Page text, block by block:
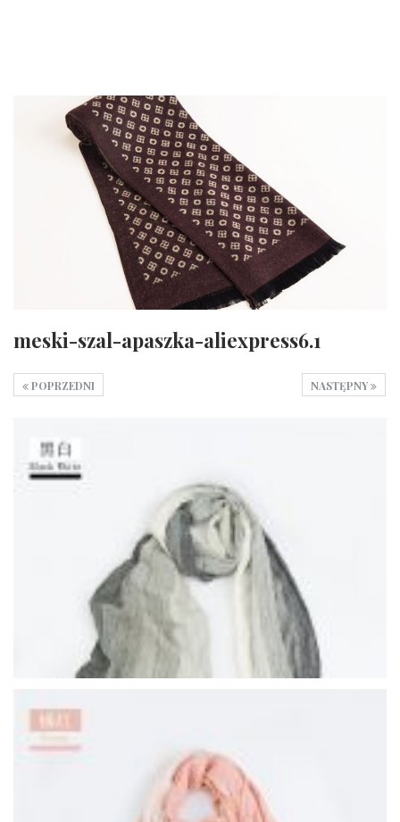
meski-szal-apaszka-aliexpress6.1
NASTĘPNY
POPRZEDNI